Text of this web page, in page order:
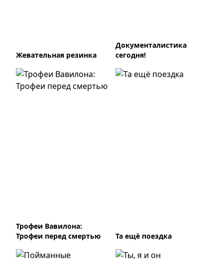
Жевательная резинка
Документалистика
сегодня!
Трофеи Вавилона:
Трофеи перед смертью
Та ещё поездка